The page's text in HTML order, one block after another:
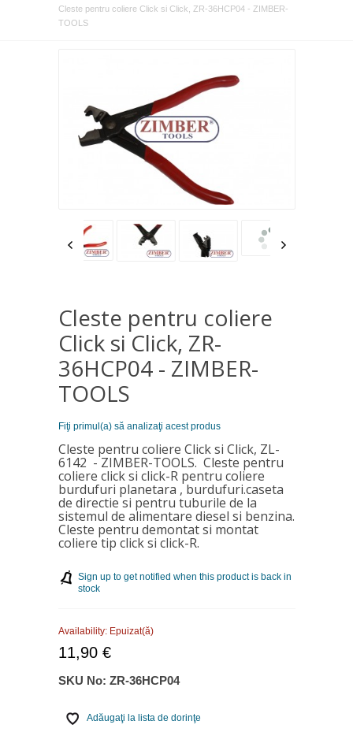
Cleste pentru coliere Click si Click, ZR-36HCP04 - ZIMBER-
TOOLS
Cleste pentru coliere
Click si Click, ZR-
36HCP04 - ZIMBER-
TOOLS
Fiţi primul(a) să analizaţi acest produs
Cleste pentru coliere Click si Click, ZL-
6142 - ZIMBER-TOOLS. Cleste pentru
coliere click si click-R pentru coliere
burdufuri planetara , burdufuri.caseta
de directie si pentru tuburile de la
sistemul de alimentare diesel si benzina.
Cleste pentru demontat si montat
coliere tip click si click-R.
Sign up to get notified when this product is back in
stock
Availability: Epuizat(ă)
11,90 €
SKU No: ZR-36HCP04
Adăugaţi la lista de dorinţe